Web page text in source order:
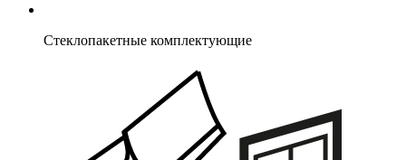
Стеклопакетные комплектующие